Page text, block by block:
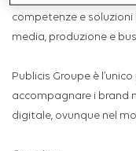
competenze e
media, produzione e
Publicis Groupe è
accompagnare i brand
digitale, ovunque nel